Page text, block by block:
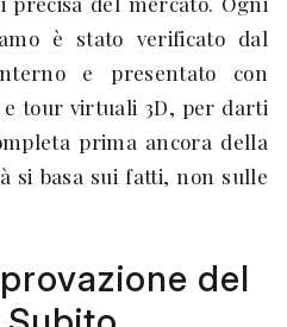
è stato verificato dal
e presentato con
tour virtuali 3D, per darti
prima ancora della
si basa sui fatti, non sulle
del